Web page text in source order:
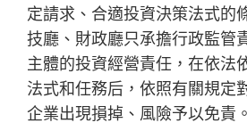
定請求、合適投資決策法式的
技廳、財政廳只承擔行政監管
主體的投資經營責任，在依法
法式和任務后，依照有關規定
企業出現損掉、風險予以免責。